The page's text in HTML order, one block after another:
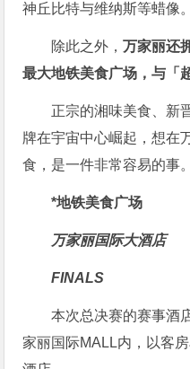
神丘比特与维纳斯等蜡像。
除此之外，万家丽还
最大地铁美食广场，与「
正宗的湘味美食、新
牌在宇宙中心崛起，想在
食，是一件非常容易的事。
*地铁美食广场
万家丽国际大酒店
FINALS
本次总决赛的赛事酒
家丽国际MALL内，以客